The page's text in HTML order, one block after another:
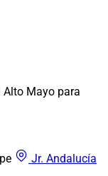
Alto Mayo para
Jr. Andalucía